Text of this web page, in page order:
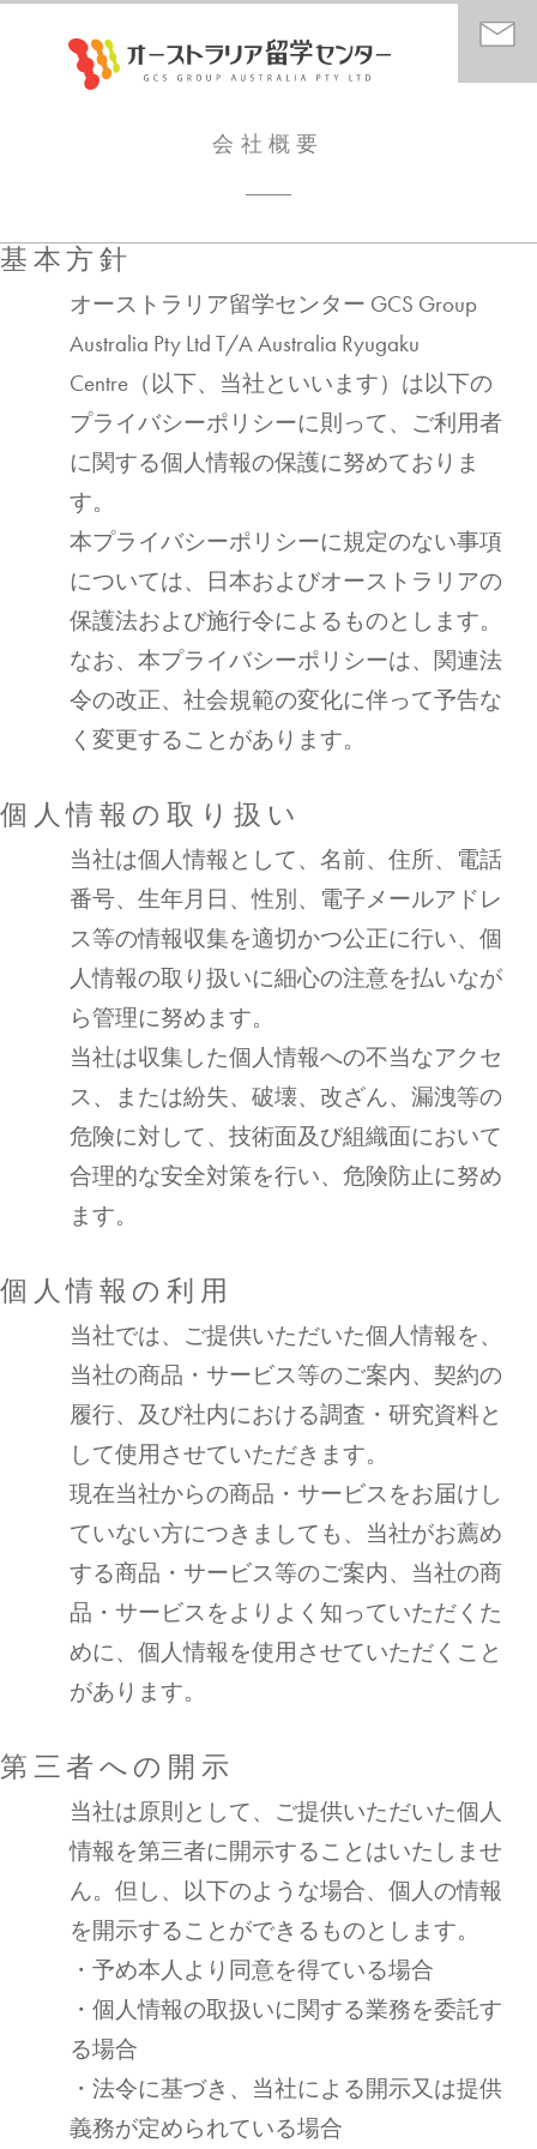
会社概要
基本方針
オーストラリア留学センター GCS Group
Australia Pty Ltd T/A Australia Ryugaku
Centre（以下、当社といいます）は以下の
プライバシーポリシーに則って、ご利用者
に関する個人情報の保護に努めておりま
す。
本プライバシーポリシーに規定のない事項
については、日本およびオーストラリアの
保護法および施行令によるものとします。
なお、本プライバシーポリシーは、関連法
令の改正、社会規範の変化に伴って予告な
く変更することがあります。
個人情報の取り扱い
当社は個人情報として、名前、住所、電話
番号、生年月日、性別、電子メールアドレ
ス等の情報収集を適切かつ公正に行い、個
人情報の取り扱いに細心の注意を払いなが
ら管理に努めます。
当社は収集した個人情報への不当なアクセ
ス、または紛失、破壊、改ざん、漏洩等の
危険に対して、技術面及び組織面において
合理的な安全対策を行い、危険防止に努め
ます。
個人情報の利用
当社では、ご提供いただいた個人情報を、
当社の商品・サービス等のご案内、契約の
履行、及び社内における調査・研究資料と
して使用させていただきます。
現在当社からの商品・サービスをお届けし
ていない方につきましても、当社がお薦め
する商品・サービス等のご案内、当社の商
品・サービスをよりよく知っていただくた
めに、個人情報を使用させていただくこと
があります。
第三者への開示
当社は原則として、ご提供いただいた個人
情報を第三者に開示することはいたしませ
ん。但し、以下のような場合、個人の情報
を開示することができるものとします。
・予め本人より同意を得ている場合
・個人情報の取扱いに関する業務を委託す
る場合
・法令に基づき、当社による開示又は提供
義務が定められている場合